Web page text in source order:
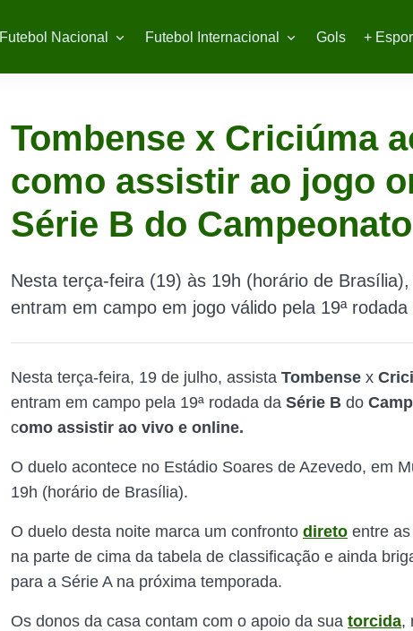
Futebol Nacional Futebol Internacional Gols +
Tombense x Criciúma
como assistir ao jogo
Série B do
Nesta terça-feira (19) às 19h (horário de
entram em campo em jogo válido pela 19ª
Nesta terça-feira, 19 de julho, assista Tombense x
entram em campo pela 19ª rodada da Série B do
como assistir ao vivo e online.
O duelo acontece no Estádio Soares de Azevedo, em
19h (horário de Brasília).
O duelo desta noite marca um confronto direto entre
na parte de cima da tabela de classificação e ainda
para a Série A na próxima temporada.
Os donos da casa contam com o apoio da sua torcida,